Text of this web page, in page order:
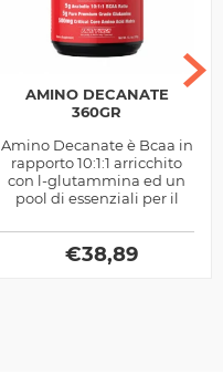
AMINO DECANATE
360GR
Amino Decanate è Bcaa in
rapporto 10:1:1 arricchito
con l-glutammina ed un
pool di essenziali per il
proteica, ottimo pre e
post...
€38,89